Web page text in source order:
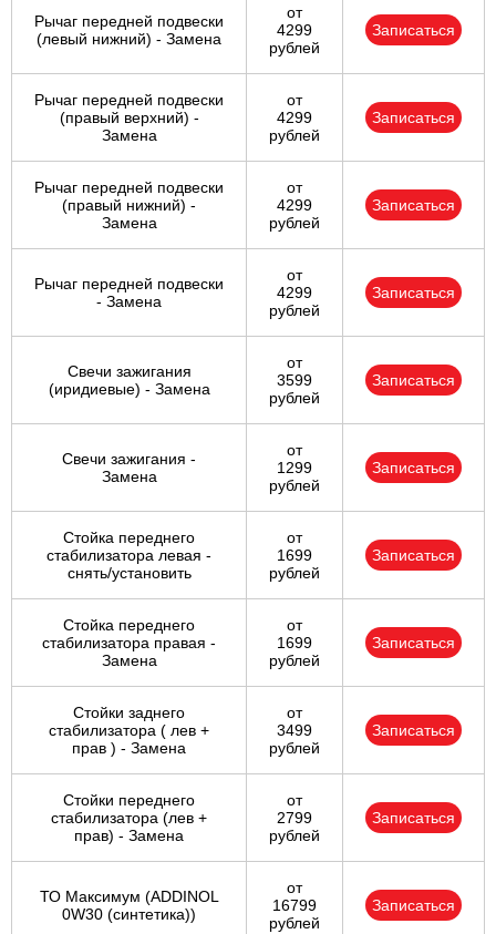
Рычаг передней подвески
(левый нижний) - Замена
от
4299
рублей
Записаться
Рычаг передней подвески
(правый верхний) -
Замена
от
4299
рублей
Записаться
Рычаг передней подвески
(правый нижний) -
Замена
от
4299
рублей
Записаться
Рычаг передней подвески
- Замена
от
4299
рублей
Записаться
Свечи зажигания
(иридиевые) - Замена
от
3599
рублей
Записаться
Свечи зажигания -
Замена
от
1299
рублей
Записаться
Стойка переднего
стабилизатора левая -
снять/установить
от
1699
рублей
Записаться
Стойка переднего
стабилизатора правая -
Замена
от
1699
рублей
Записаться
Стойки заднего
стабилизатора ( лев +
прав ) - Замена
от
3499
рублей
Записаться
Стойки переднего
стабилизатора (лев +
прав) - Замена
от
2799
рублей
Записаться
ТО Максимум (ADDINOL
0W30 (синтетика))
от
16799
рублей
Записаться